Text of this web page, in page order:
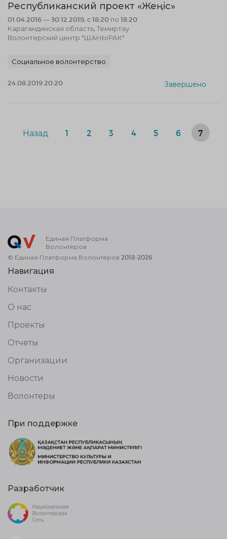
Республиканский проект «Жеңіс»
01.04.2016 — 30.12.2019, c 18:20 по 18:20
Карагандинская область, Темиртау
Волонтерский центр "ШАНЫРАК"
Социальное волонтерство
24.08.2019 20:20 Завершено
Назад 1 2 3 4 5 6 7
Единая Платформа
Волонтёров
© Единая Платформа Волонтёров 2018-2026
Навигация
Контакты
О нас
Проекты
Отчеты
Организации
Новости
Волонтеры
При поддержке
Разработчик